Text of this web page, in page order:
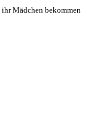
Mädchen bekommen